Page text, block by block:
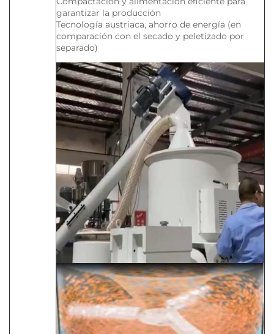
garantizar la producción
Tecnología austriaca, ahorro de energía (en
comparación con el secado y peletizado por
separado)